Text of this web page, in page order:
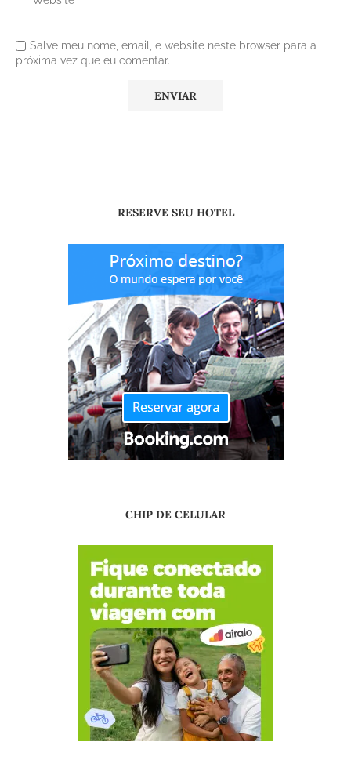
Salve meu nome, email, e website neste browser para a
próxima vez que eu comentar.
RESERVE SEU HOTEL
CHIP DE CELULAR